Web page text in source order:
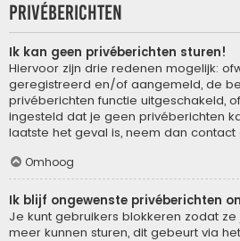
Privéberichten
Ik kan geen privéberichten sturen!
Hiervoor zijn drie redenen mogelijk:
geregistreerd en/of aangemeld, de
privéberichten functie uitgeschakeld,
ingesteld dat je geen privéberichten
laatste het geval is, neem dan
Omhoog
Ik blijf ongewenste privéberichten
Je kunt gebruikers blokkeren zodat
meer kunnen sturen, dit gebeurt via